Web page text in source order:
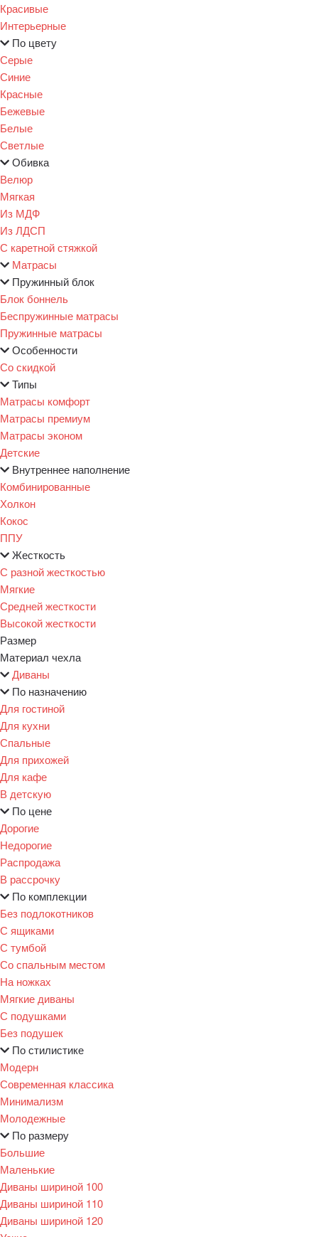
Красивые
Интерьерные
По цвету
Серые
Синие
Красные
Бежевые
Белые
Светлые
Обивка
Велюр
Мягкая
Из МДФ
Из ЛДСП
С каретной стяжкой
Матрасы
Пружинный блок
Блок боннель
Беспружинные матрасы
Пружинные матрасы
Особенности
Со скидкой
Типы
Матрасы комфорт
Матрасы премиум
Матрасы эконом
Детские
Внутреннее наполнение
Комбинированные
Холкон
Кокос
ППУ
Жесткость
С разной жесткостью
Мягкие
Средней жесткости
Высокой жесткости
Размер
Материал чехла
Диваны
По назначению
Для гостиной
Для кухни
Спальные
Для прихожей
Для кафе
В детскую
По цене
Дорогие
Недорогие
Распродажа
В рассрочку
По комплекции
Без подлокотников
С ящиками
С тумбой
Со спальным местом
На ножках
Мягкие диваны
С подушками
Без подушек
По стилистике
Модерн
Современная классика
Минимализм
Молодежные
По размеру
Большие
Маленькие
Диваны шириной 100
Диваны шириной 110
Диваны шириной 120